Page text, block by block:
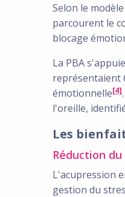
Selon le
parcourent le
blocage
La PBA
représentaient
émotionnelle[4]
l'oreille,
Les
Réduction
L'acupression
gestion du